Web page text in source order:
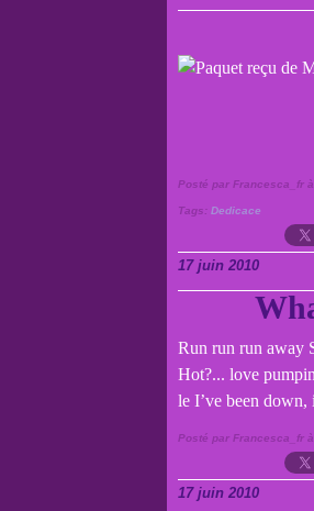
Posté par Francesca_fr
Tags: Dedicace
17 juin 2010
Run run run away
Hot?... love
le I’ve been down,
Posté par Francesca_fr
17 juin 2010